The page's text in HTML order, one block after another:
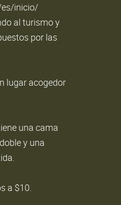
es/inicio/
al turismo y
por las
lugar acogedor
una cama
y una
a $10.